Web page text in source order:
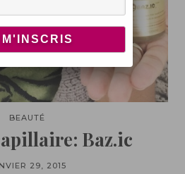
BEAUTÉ
Baz.ic
29, 2015